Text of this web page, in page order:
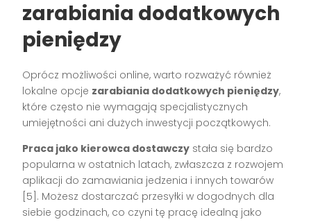
zarabiania dodatkowych
pieniędzy
Oprócz możliwości online, warto rozważyć również
lokalne opcje zarabiania dodatkowych pieniędzy,
które często nie wymagają specjalistycznych
umiejętności ani dużych inwestycji początkowych.
Praca jako kierowca dostawczy stała się bardzo
popularna w ostatnich latach, zwłaszcza z rozwojem
aplikacji do zamawiania jedzenia i innych towarów
[5]. Możesz dostarczać przesyłki w dogodnych dla
siebie godzinach, co czyni tę pracę idealną jako